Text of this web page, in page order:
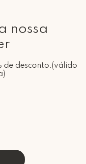
nossa
de desconto.(válido